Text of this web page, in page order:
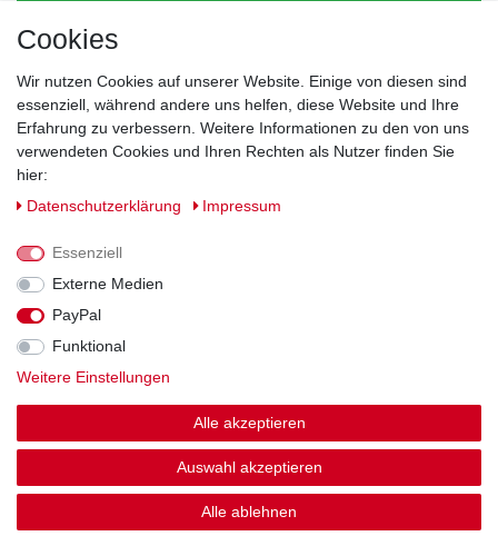
Impressum Daten­schutz­erklärung AGB
Cookies
Wir nutzen Cookies auf unserer Website. Einige von diesen sind
essenziell, während andere uns helfen, diese Website und Ihre
Erfahrung zu verbessern. Weitere Informationen zu den von uns
verwendeten Cookies und Ihren Rechten als Nutzer finden Sie
hier:
Daten­schutz­erklärung
Impressum
Essenziell
Externe Medien
PayPal
Funktional
Weitere Einstellungen
Alle akzeptieren
Auswahl akzeptieren
Alle ablehnen